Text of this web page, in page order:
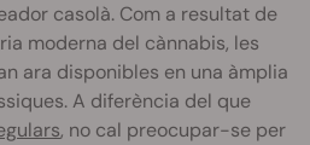
casolà. Com a resultat de
moderna del cànnabis, les
ara disponibles en una àmplia
A diferència del que
, no cal preocupar-se per